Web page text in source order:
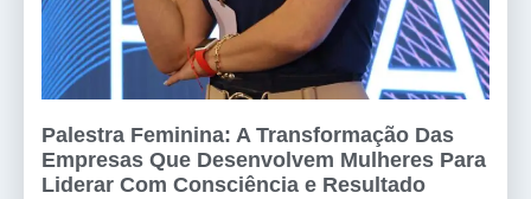
Palestra Feminina: A Transformação Das
Empresas Que Desenvolvem Mulheres Para
Liderar Com Consciência e Resultado